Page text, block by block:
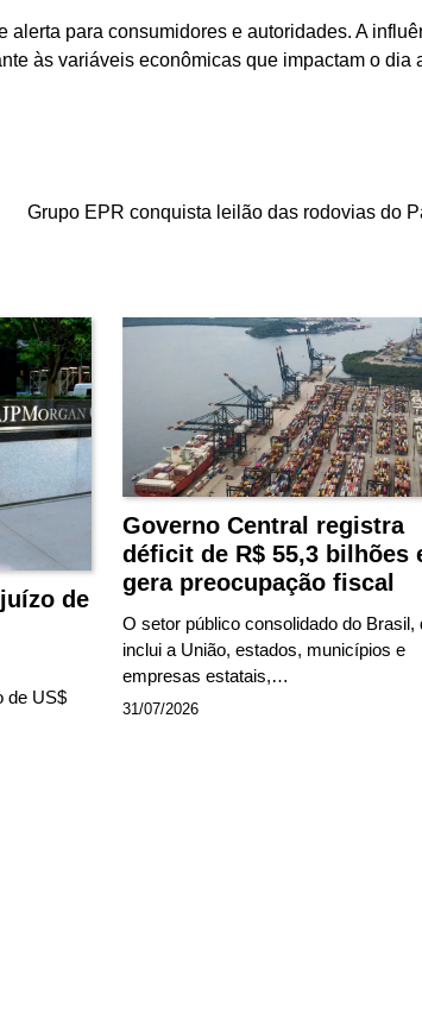
alerta para consumidores e autoridades. A
às variáveis econômicas que impactam o dia
Grupo EPR conquista leilão das rodovias do
de
de US$
Governo Central registra
déficit de R$ 55,3 bilhões
gera preocupação fiscal
O setor público consolidado do Brasil,
inclui a União, estados, municípios e
empresas estatais,…
31/07/2026